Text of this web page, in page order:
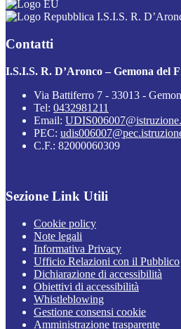
I.S.I.S. R.
Contatti
I.S.I.S. R. D’Aronco – Gemona del
Via Battiferro 7 - 33013 -
Tel: 0432981211
Email:
PEC:
C.F.: 82000060309
Sezione Link Utili
Cookie policy
Note legali
Informativa Privacy
Ufficio Relazioni con il Pubblico
Dichiarazione di accessibilità
Obiettivi di accessibilità
Whistleblowing
Gestione consensi cookie
Amministrazione trasparente